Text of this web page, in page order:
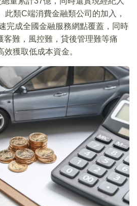
此類C端消費金融類公司的加入，
完成全國金融服務網點覆蓋，同時
客難，風控難，貸後管理難等痛
獲取低成本資金。